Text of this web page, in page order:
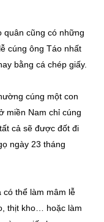
quân cũng có những
cúng ông Táo nhất
bằng cá chép giấy.
cúng một con
miền Nam chỉ cúng
cả sẽ được đốt đi
ngày 23 tháng
có thể làm mâm lễ
thịt kho… hoặc làm